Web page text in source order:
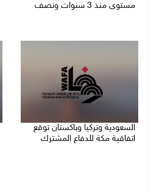
مستوى منذ 3 سنوات ونصف
السعودية وتركيا وباكستان توقع
اتفاقية مكة للدفاع المشترك